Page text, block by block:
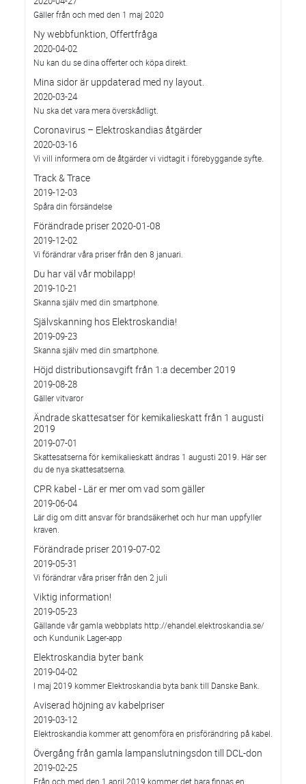
Gäller från och med den 1 maj 2020
Ny webbfunktion, Offertfråga
2020-04-02
Nu kan du se dina offerter och köpa direkt.
Mina sidor är uppdaterad med ny layout.
2020-03-24
Nu ska det vara mera överskådligt.
Coronavirus – Elektroskandias åtgärder
2020-03-16
Vi vill informera om de åtgärder vi vidtagit i förebyggande syfte.
Track & Trace
2019-12-03
Spåra din försändelse
Förändrade priser 2020-01-08
2019-12-02
Vi förändrar våra priser från den 8 januari.
Du har väl vår mobilapp!
2019-10-21
Skanna själv med din smartphone.
Självskanning hos Elektroskandia!
2019-09-23
Skanna själv med din smartphone.
Höjd distributionsavgift från 1:a december 2019
2019-08-28
Gäller vitvaror
Ändrade skattesatser för kemikalieskatt från 1 augusti
2019
2019-07-01
Skattesatserna för kemikalieskatt ändras 1 augusti 2019. Här ser
du de nya skattesatserna.
CPR kabel - Lär er mer om vad som gäller
2019-06-04
Lär dig om ditt ansvar för brandsäkerhet och hur man uppfyller
kraven.
Förändrade priser 2019-07-02
2019-05-31
Vi förändrar våra priser från den 2 juli
Viktig information!
2019-05-23
Gällande vår gamla webbplats http://ehandel.elektroskandia.se/
och Kundunik Lager-app
Elektroskandia byter bank
2019-04-02
I maj 2019 kommer Elektroskandia byta bank till Danske Bank.
Aviserad höjning av kabelpriser
2019-03-12
Elektroskandia kommer att genomföra en prisförändring på kabel.
Övergång från gamla lampanslutningsdon till DCL-don
2019-02-25
Från och med den 1 april 2019 kommer det bara finnas en